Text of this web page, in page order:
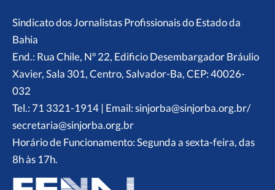
Sindicato dos Jornalistas Profissionais do Estado da
Bahia
End.: Rua Chile, Nº 22, Edificio Desembargador Bráulio
Xavier, Sala 301, Centro, Salvador-Ba, CEP: 40026-
032
Tel.: 71 3321-1914 | Email: sinjorba@sinjorba.org.br/
secretaria@sinjorba.org.br
Horário de Funcionamento: Segunda a sexta-feira, das
8h às 17h.